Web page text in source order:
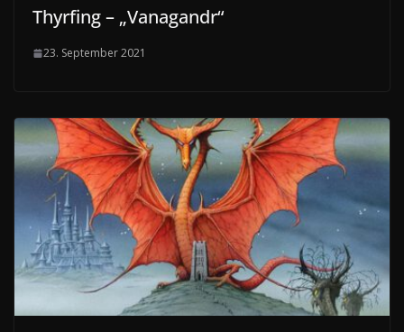
Thyrfing – „Vanagandr“
23. September 2021